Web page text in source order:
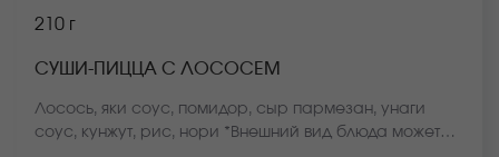
210 г
СУШИ-ПИЦЦА С ЛОСОСЕМ
Лосось, яки соус, помидор, сыр пармезан, унаги
соус, кунжут, рис, нори *Внешний вид блюда может